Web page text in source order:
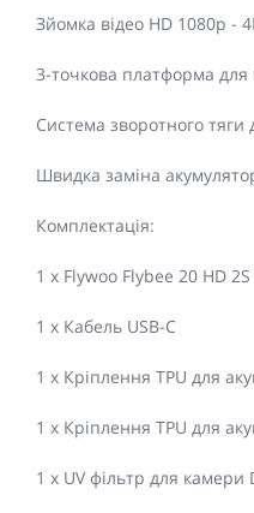
Зйомка відео HD 1080p -
3-точкова платформа для
Система зворотного тяги
Швидка заміна
Комплектація:
1 x Flywoo Flybee 20 HD 2S
1 x Кабель USB-C
1 x Кріплення TPU для
1 x Кріплення TPU для
1 x UV фільтр для камери